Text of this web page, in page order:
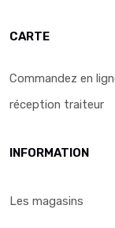
CARTE
Commandez en
réception traiteur
INFORMATION
Les magasins